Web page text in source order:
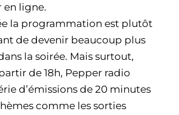
en ligne.
la programmation est plutôt
de devenir beaucoup plus
la soirée. Mais surtout,
de 18h, Pepper radio
d’émissions de 20 minutes
comme les sorties